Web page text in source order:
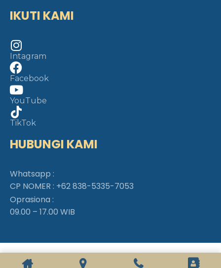
IKUTI KAMI
Intagram
Facebook
YouTube
TikTok
HUBUNGI KAMI
Whatsapp :
CP NOMER : +62 838-5335-7053
Oprasiona :
09.00 – 17.00 WIB